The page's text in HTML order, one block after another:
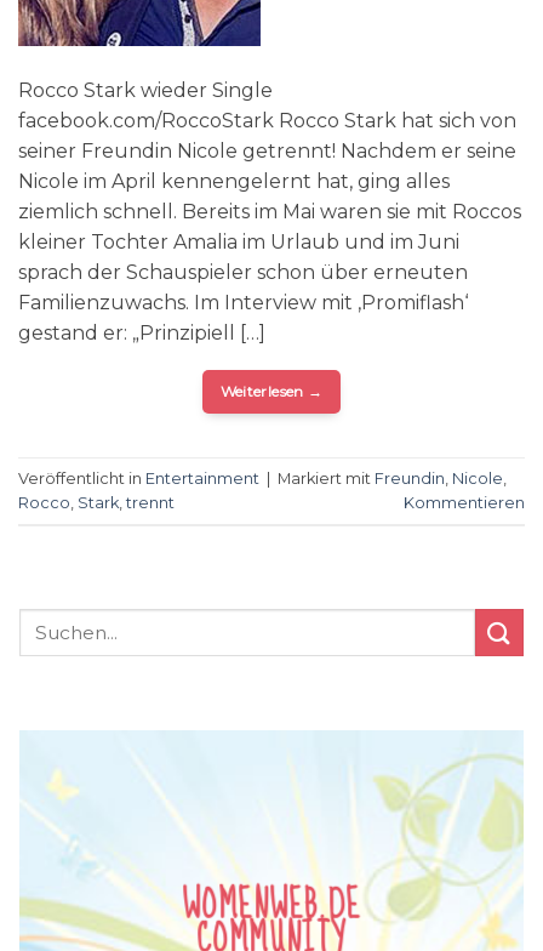
Rocco Stark wieder Single
facebook.com/RoccoStark Rocco Stark hat sich von
seiner Freundin Nicole getrennt! Nachdem er seine
Nicole im April kennengelernt hat, ging alles
ziemlich schnell. Bereits im Mai waren sie mit Roccos
kleiner Tochter Amalia im Urlaub und im Juni
sprach der Schauspieler schon über erneuten
Familienzuwachs. Im Interview mit ‚Promiflash‘
gestand er: „Prinzipiell […]
Weiterlesen →
Veröffentlicht in Entertainment | Markiert mit Freundin Nicole
Rocco Stark ,trennt Kommentieren
WOMENWEB.DE